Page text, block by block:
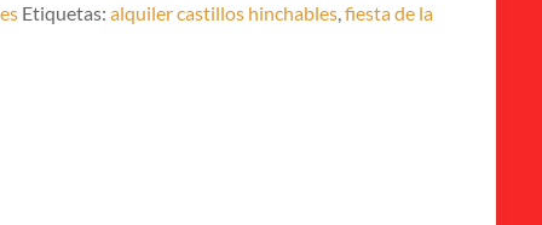
Etiquetas:alquiler castillos hinchables,fiesta de la